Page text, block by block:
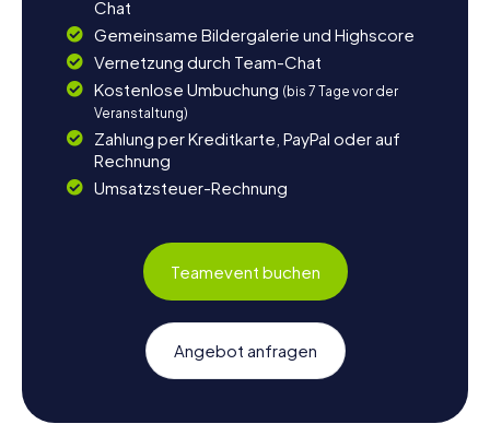
Chat
Gemeinsame Bildergalerie und Highscore
Vernetzung durch Team-Chat
Kostenlose Umbuchung (bis 7 Tage vor der
Veranstaltung)
Zahlung per Kreditkarte, PayPal oder auf
Rechnung
Umsatzsteuer-Rechnung
Teamevent buchen
Angebot anfragen